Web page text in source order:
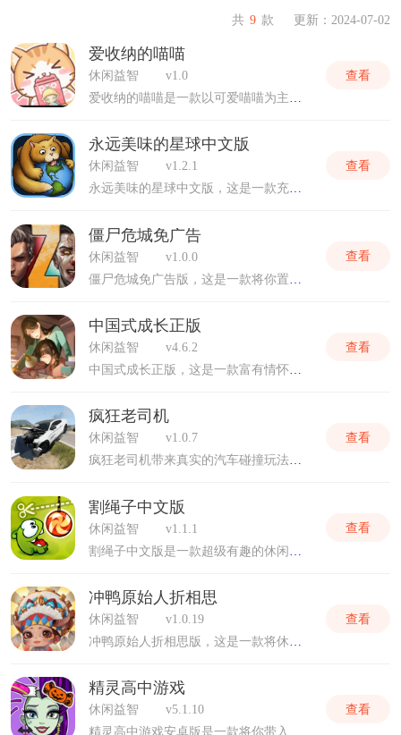
共 9 款 更新：2024-07-02
爱收纳的喵喵
休闲益智
v1.0
查看
永远美味的星球中文版
休闲益智
v1.2.1
永远美味的星球中文版，这是一款充满创意与奇思妙想的吞噬类游戏。游戏的奇妙旅程始于一个看似普通的纳米黏合球，它诞生于高科技的纳米实验室，初衷是为了清洁卫生间中的污垢与细菌。然而，这小小的灰色粘球却隐藏着惊人的秘密，那就是它拥有无止境的吞噬能力！感兴趣的朋友快来下载试试吧。
查看
僵尸危城免广告
休闲益智
v1.0.0
查看
中国式成长正版
休闲益智
v4.6.2
查看
疯狂老司机
休闲益智
v1.0.7
疯狂老司机带来真实的汽车碰撞玩法。游戏中拥有各种赛车供你选择，玩家可以尽情的在这里秀出自己的车技，感受汽车碰撞一瞬间的刺激体验。超高清晰度的游戏画面，沉浸感十足，大家驾驶着自己的汽车可以自由的行驶，更有各种碰撞挑战等你开启！
查看
割绳子中文版
休闲益智
v1.1.1
查看
冲鸭原始人折相思
休闲益智
v1.0.19
查看
精灵高中游戏
休闲益智
v5.1.10
查看